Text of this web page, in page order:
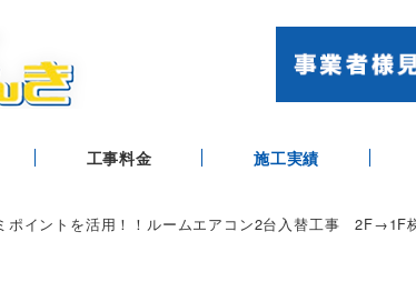
工事料金 施工実績
ポイントを活用！！ルームエアコン2台入替工事 2F→1F